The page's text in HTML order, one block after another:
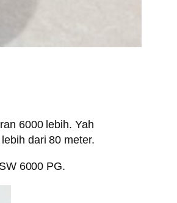
6000 lebih. Yah
dari 80 meter.
6000 PG.